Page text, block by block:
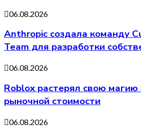
06.08.2026
Anthropic создала команду
Team для разработки
06.08.2026
Roblox растерял свою
рыночной стоимости
06.08.2026